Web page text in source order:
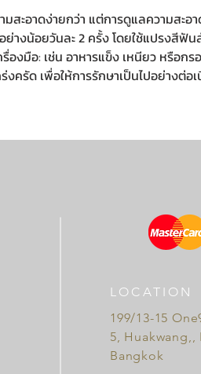
มสะอาดง่ายกว่า แต่การดูแลความสะ
างน้อยวันละ 2 ครั้ง โดยใช้แปรงสี
องมือ: เช่น อาหารแข็ง เหนียว หรือก
รัด เพื่อให้การรักษาเป็นไปอย่างต่อ
LOCATION
199/13-15
5,
Bangkok